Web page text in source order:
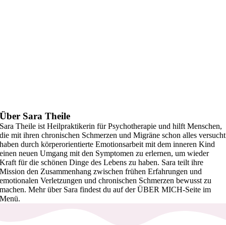
Über Sara Theile
Sara Theile ist Heilpraktikerin für Psychotherapie und hilft Menschen,
die mit ihren chronischen Schmerzen und Migräne schon alles versucht
haben durch körperorientierte Emotionsarbeit mit dem inneren Kind
einen neuen Umgang mit den Symptomen zu erlernen, um wieder
Kraft für die schönen Dinge des Lebens zu haben. Sara teilt ihre
Mission den Zusammenhang zwischen frühen Erfahrungen und
emotionalen Verletzungen und chronischen Schmerzen bewusst zu
machen. Mehr über Sara findest du auf der ÜBER MICH-Seite im
Menü.